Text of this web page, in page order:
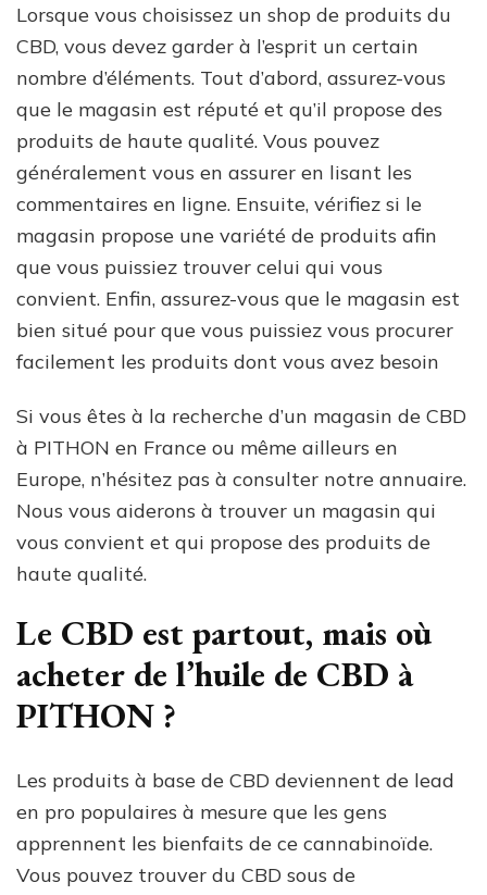
Lorsque vous choisissez un shop de produits du
CBD, vous devez garder à l’esprit un certain
nombre d’éléments. Tout d’abord, assurez-vous
que le magasin est réputé et qu’il propose des
produits de haute qualité. Vous pouvez
généralement vous en assurer en lisant les
commentaires en ligne. Ensuite, vérifiez si le
magasin propose une variété de produits afin
que vous puissiez trouver celui qui vous
convient. Enfin, assurez-vous que le magasin est
bien situé pour que vous puissiez vous procurer
facilement les produits dont vous avez besoin
Si vous êtes à la recherche d’un magasin de CBD
à PITHON en France ou même ailleurs en
Europe, n’hésitez pas à consulter notre annuaire.
Nous vous aiderons à trouver un magasin qui
vous convient et qui propose des produits de
haute qualité.
Le CBD est partout, mais où
acheter de l’huile de CBD à
PITHON ?
Les produits à base de CBD deviennent de lead
en pro populaires à mesure que les gens
apprennent les bienfaits de ce cannabinoïde.
Vous pouvez trouver du CBD sous de